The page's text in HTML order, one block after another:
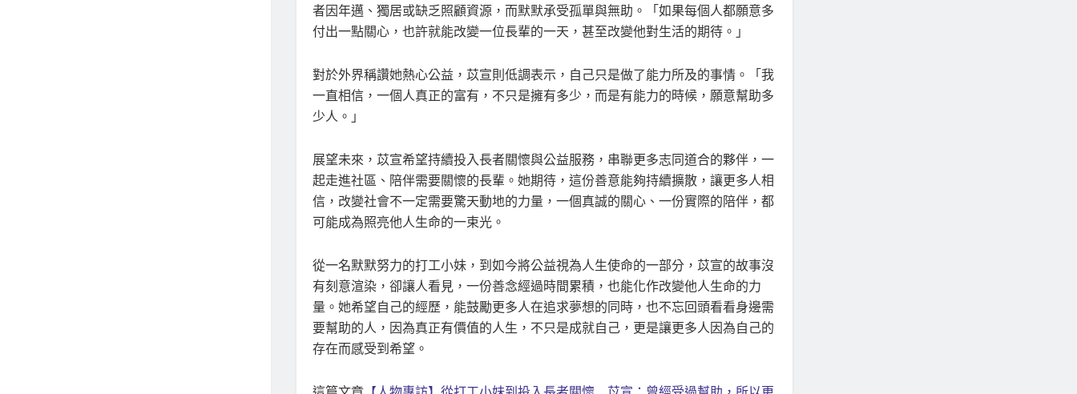
者因年邁、獨居或缺乏照顧資源，而默默承受孤單與無助。「如果每個人都願意多
付出一點關心，也許就能改變一位長輩的一天，甚至改變他對生活的期待。」
對於外界稱讚她熱心公益，苡宣則低調表示，自己只是做了能力所及的事情。「我
一直相信，一個人真正的富有，不只是擁有多少，而是有能力的時候，願意幫助多
少人。」
展望未來，苡宣希望持續投入長者關懷與公益服務，串聯更多志同道合的夥伴，一
起走進社區、陪伴需要關懷的長輩。她期待，這份善意能夠持續擴散，讓更多人相
信，改變社會不一定需要驚天動地的力量，一個真誠的關心、一份實際的陪伴，都
可能成為照亮他人生命的一束光。
從一名默默努力的打工小妹，到如今將公益視為人生使命的一部分，苡宣的故事沒
有刻意渲染，卻讓人看見，一份善念經過時間累積，也能化作改變他人生命的力
量。她希望自己的經歷，能鼓勵更多人在追求夢想的同時，也不忘回頭看看身邊需
要幫助的人，因為真正有價值的人生，不只是成就自己，更是讓更多人因為自己的
存在而感受到希望。